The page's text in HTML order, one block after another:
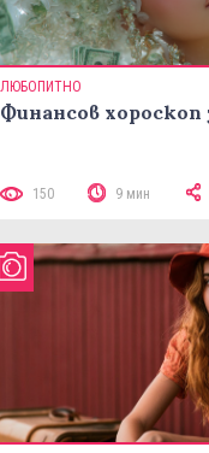
ЛЮБОПИТНО
Финансов хороскоп
150 9 мин